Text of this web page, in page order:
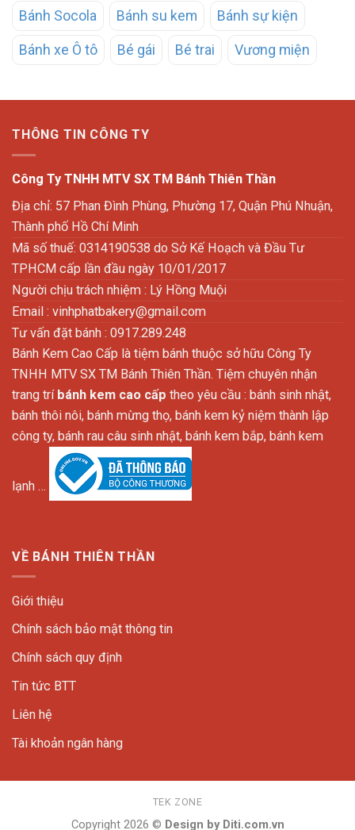
Bánh Socola Bánh su kem Bánh sự kiện
Bánh xe Ô tô Bé gái Bé trai Vương miện
THÔNG TIN CÔNG TY
Công Ty TNHH MTV SX TM Bánh Thiên Thần
Địa chỉ: 57 Phan Đình Phùng, Phường 17, Quận Phú Nhuận,
Thành phố Hồ Chí Minh
Mã số thuế: 0314190538 do Sở Kế Hoạch và Đầu Tư
TPHCM cấp lần đầu ngày 10/01/2017
Người chịu trách nhiệm : Lý Hồng Muội
Email : vinhphatbakery@gmail.com
Tư vấn đặt bánh : 0917.289.248
Bánh Kem Cao Cấp là tiệm bánh thuộc sở hữu Công Ty
TNHH MTV SX TM Bánh Thiên Thần. Tiệm chuyên nhận
trang trí bánh kem cao cấp theo yêu cầu : bánh sinh nhật,
bánh thôi nôi, bánh mừng thọ, bánh kem kỷ niệm thành lập
công ty, bánh rau câu sinh nhật, bánh kem bắp, bánh kem
lạnh …
VỀ BÁNH THIÊN THẦN
Giới thiệu
Chính sách bảo mật thông tin
Chính sách quy định
Tin tức BTT
Liên hệ
Tài khoản ngân hàng
TEK ZONE
Copyright 2026 © Design by Diti.com.vn